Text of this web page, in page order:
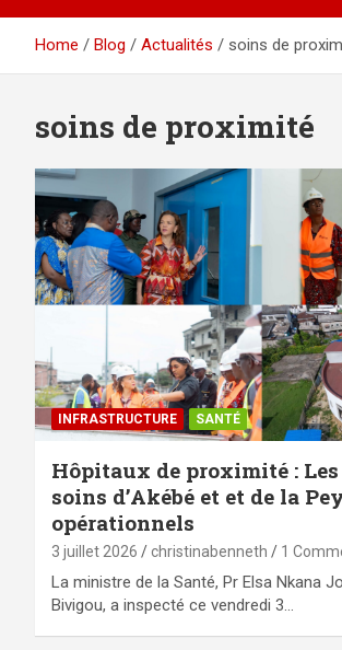
Home Blog Actualités soins de
soins de proximité
⁠INFRASTRUCTURE SANTÉ
Hôpitaux de proximité : Les
soins d’Akébé et et de la
opérationnels
3 juillet 2026 christinabenneth 1
La ministre de la Santé, Pr Elsa Nkana
Bivigou, a inspecté ce vendredi 3…